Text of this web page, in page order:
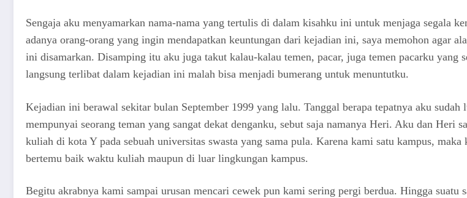
Sengaja aku menyamarkan nama-nama yang tertulis di dalam kisahku ini untuk menjaga segala
adanya orang-orang yang ingin mendapatkan keuntungan dari kejadian ini, saya memohon agar
ini disamarkan. Disamping itu aku juga takut kalau-kalau temen, pacar, juga temen pacarku yang
langsung terlibat dalam kejadian ini malah bisa menjadi bumerang untuk menuntutku.
Kejadian ini berawal sekitar bulan September 1999 yang lalu. Tanggal berapa tepatnya aku sudah
mempunyai seorang teman yang sangat dekat denganku, sebut saja namanya Heri. Aku dan Heri
kuliah di kota Y pada sebuah universitas swasta yang sama pula. Karena kami satu kampus, maka
bertemu baik waktu kuliah maupun di luar lingkungan kampus.
Begitu akrabnya kami sampai urusan mencari cewek pun kami sering pergi berdua. Hingga suatu